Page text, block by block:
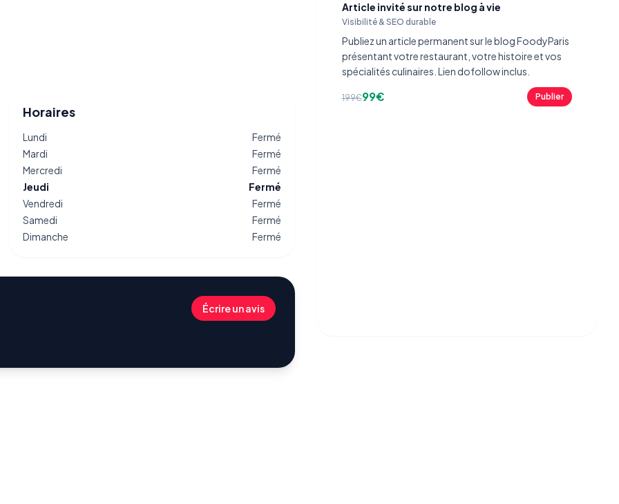
Horaires
Lundi
Fermé
Mardi
Fermé
Mercredi
Fermé
Jeudi
Fermé
Vendredi
Fermé
Samedi
Fermé
Dimanche
Fermé
Écrire un avis
Article invité sur notre blog à vie
Visibilité & SEO durable
Publiez un article permanent sur le blog FoodyParis
présentant votre restaurant, votre histoire et vos
spécialités culinaires. Lien dofollow inclus.
199€99€ Publier